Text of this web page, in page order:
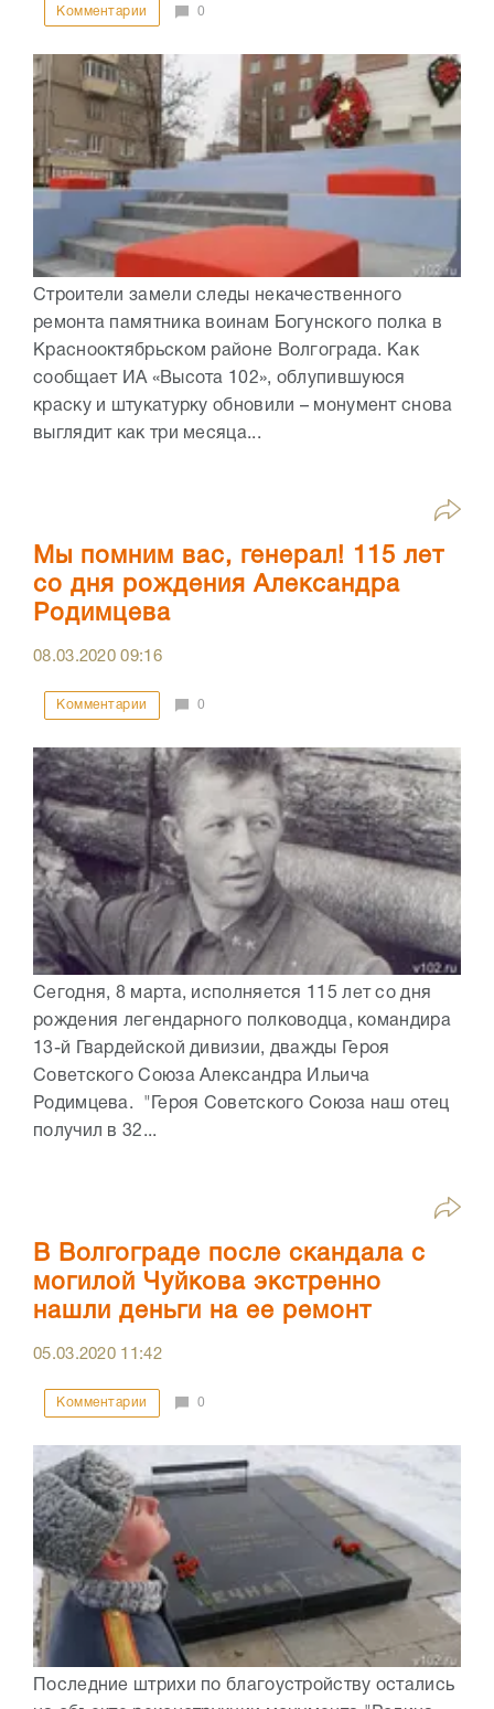
Комментарии 0
Строители замели следы некачественного
ремонта памятника воинам Богунского полка в
Краснооктябрьском районе Волгограда. Как
сообщает ИА «Высота 102», облупившуюся
краску и штукатурку обновили – монумент снова
выглядит как три месяца...
Мы помним вас, генерал! 115 лет
со дня рождения Александра
Родимцева
08.03.202009:16
Комментарии 0
Сегодня, 8 марта, исполняется 115 лет со дня
рождения легендарного полководца, командира
13-й Гвардейской дивизии, дважды Героя
Советского Союза Александра Ильича
Родимцева. "Героя Советского Союза наш отец
получил в 32...
В Волгограде после скандала с
могилой Чуйкова экстренно
нашли деньги на ее ремонт
05.03.2020 11:42
Комментарии 0
Последние штрихи по благоустройству остались